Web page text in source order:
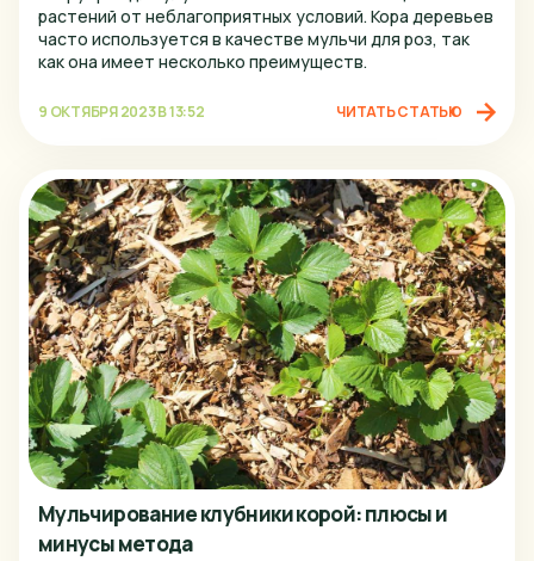
растений от неблагоприятных условий. Кора деревьев
часто используется в качестве мульчи для роз, так
как она имеет несколько преимуществ.
9 ОКТЯБРЯ 2023 В 13:52 ЧИТАТЬ СТАТЬЮ
Мульчирование клубники корой: плюсы и
минусы метода
Псков
Ростов-на-Дону
Рязань
Санкт-Петербург
Саранск
Саратов
Сочи
Ставрополь
Старый Оскол
Стерлитамак
Тверь
Тольятти